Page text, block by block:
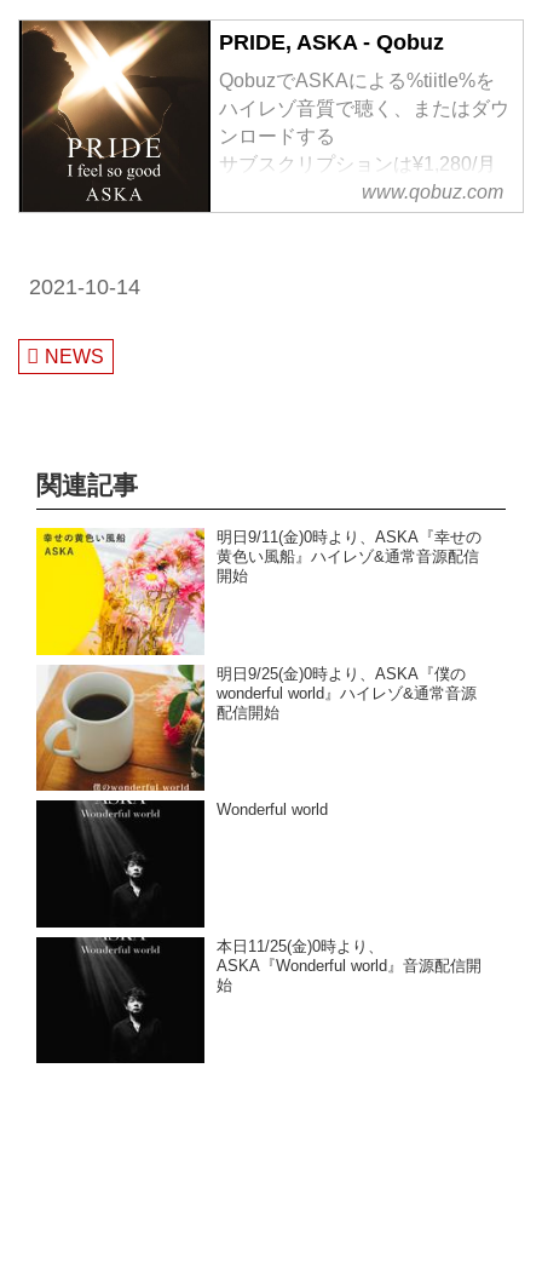
PRIDE, ASKA - Qobuz
QobuzでASKAによる%tiitle%を
ハイレゾ音質で聴く、またはダウ
ンロードする
サブスクリプションは¥1,280/月
www.qobuz.com
2021-10-14
NEWS
関連記事
明日9/11(金)0時より、ASKA『幸せの
黄色い風船』ハイレゾ&通常音源配信
開始
明日9/25(金)0時より、ASKA『僕の
wonderful world』ハイレゾ&通常音源
配信開始
Wonderful world
本日11/25(金)0時より、
ASKA『Wonderful world』音源配信開
始